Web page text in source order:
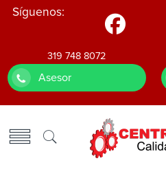
Síguenos:
319 748 8072
Asesor